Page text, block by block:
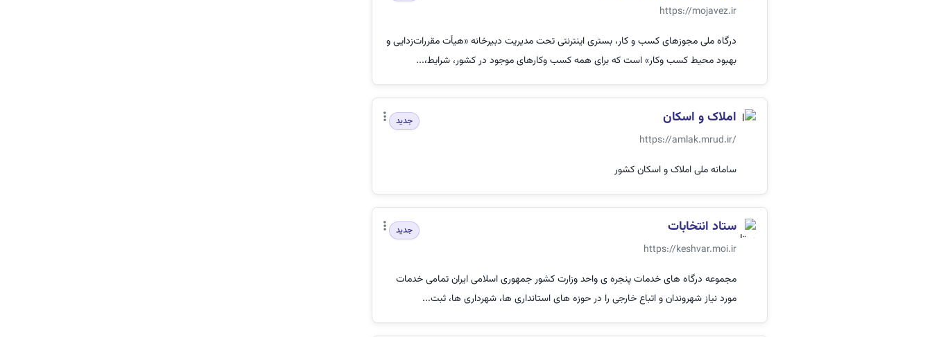
https://mojavez.ir
درگاه ملی مجوزهای کسب و کار، بستری اینترنتی تحت مدیریت دبیرخانه «هیأت مقررات‌زدایی و
بهبود محیط کسب‌ وکار» است که برای همه کسب وکارهای موجود در کشور، شرایط،...
املاک و اسکان
https://amlak.mrud.ir/
جدید
سامانه ملی املاک و اسکان کشور
ستاد انتخابات
https://keshvar.moi.ir
جدید
مجموعه درگاه های خدمات پنجره ی واحد وزارت کشور جمهوری اسلامی ایران تمامی خدمات
مورد نیاز شهروندان و اتباع خارجی را در حوزه های استانداری ها، شهرداری ها، ثبت...